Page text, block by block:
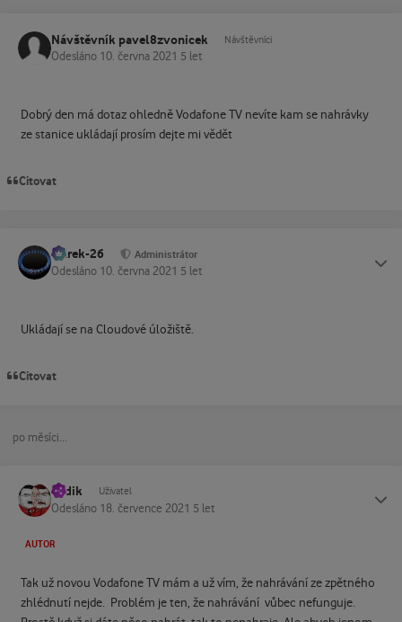
Návštěvník pavel8zvonicek Návštěvníci
Odesláno 10. června 2021 5 let
Dobrý den má dotaz ohledně Vodafone TV nevíte kam se nahrávky
ze stanice ukládají prosím dejte mi vědět
Citovat
Marek-26 Administrátor
Odesláno 10. června 2021 5 let
Ukládají se na Cloudové úložiště.
Citovat
po měsíci...
Ladik Uživatel
Odesláno 18. července 2021 5 let
AUTOR
Tak už novou Vodafone TV mám a už vím, že nahrávání ze zpětného
zhlédnutí nejde. Problém je ten, že nahrávání vůbec nefunguje.